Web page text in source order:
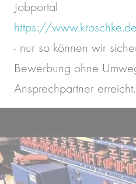
Jobportal
https://
- nur so können wir
Bewerbung ohne
Ansprechpartner erreicht.